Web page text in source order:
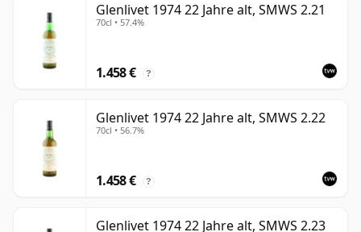
Glenlivet 1974 22 Jahre alt, SMWS 2.21
70cl • 57.4%
1.458 € ?
Glenlivet 1974 22 Jahre alt, SMWS 2.22
70cl • 56.7%
1.458 € ?
Glenlivet 1974 22 Jahre alt, SMWS 2.23